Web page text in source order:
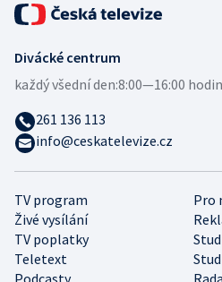
TV program
Pro
Živé vysílání
TV poplatky
Teletext
Divácké centrum
každý všední den:8:00—16:00 hodin
261 136 113
info@ceskatelevize.cz